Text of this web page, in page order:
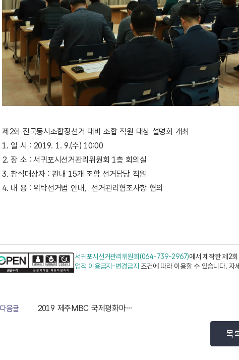
제2회 전국동시조합장선거 대비 조합 직원 대상 설명회 개최
1. 일 시 : 2019. 1. 9.(수) 10:00
2. 장 소 : 서귀포시선거관리위원회 1층 회의실
3. 참석대상자 : 관내 15개 조합 선거담당 직원
4. 내 용 : 위탁선거법 안내, 선거관리협조사항 협의
서귀포시선거관리위원회(064-739-2967)에서 제작한 제2
업적 이용금지-변경금지 조건에 따라 이용할 수 있습니다. 자
다음글 2019 제주MBC 국제평화마라톤 아름다운 선거 홍보캠...
목